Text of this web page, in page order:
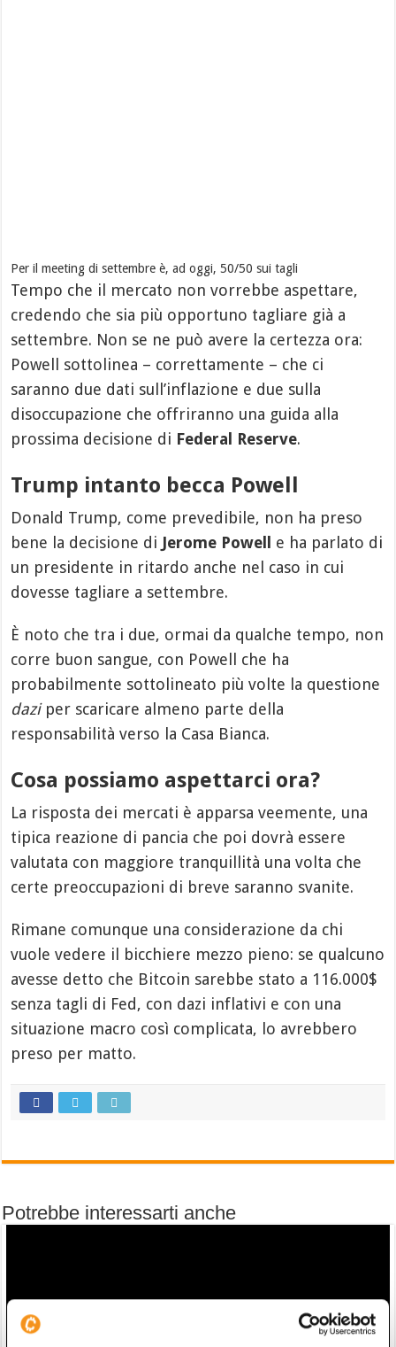
Per il meeting di settembre è, ad oggi, 50/50 sui tagli
Tempo che il mercato non vorrebbe aspettare,
credendo che sia più opportuno tagliare già a
settembre. Non se ne può avere la certezza ora:
Powell sottolinea – correttamente – che ci
saranno due dati sull’inflazione e due sulla
disoccupazione che offriranno una guida alla
prossima decisione di Federal Reserve.
Trump intanto becca Powell
Donald Trump, come prevedibile, non ha preso
bene la decisione di Jerome Powell
e ha parlato di
un presidente in ritardo anche nel caso in cui
dovesse tagliare a settembre.
È noto che tra i due, ormai da qualche tempo, non
corre buon sangue, con Powell che ha
probabilmente sottolineato più volte la questione
daziper scaricare almeno parte della
responsabilità verso la Casa Bianca.
Cosa possiamo aspettarci ora?
La risposta dei mercati è apparsa veemente, una
tipica reazione di pancia che poi dovrà essere
valutata con maggiore tranquillità una volta che
certe preoccupazioni di breve saranno svanite.
Rimane comunque una considerazione da chi
vuole vedere il bicchiere mezzo pieno: se qualcuno
avesse detto che Bitcoin sarebbe stato a 116.000$
senza tagli di Fed, con dazi inflativi e con una
situazione macro così complicata, lo avrebbero
preso per matto.
Potrebbe interessarti anche